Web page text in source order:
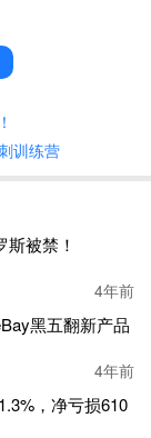
新的盈利点；
红利，或者
。
总是信心满
，把自家的产品
找来运营，在亚
训练营
被禁！
4年前
黑五翻新产品
4年前
，净亏损610